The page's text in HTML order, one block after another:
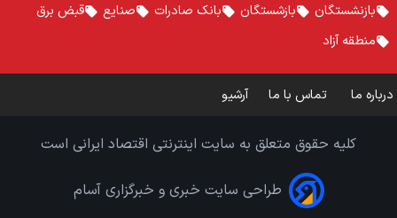
بازنشستگان
بازشستگان بانک صادرات صنایع
قبض برق
منطقه آزاد
درباره ما تماس با ما آرشیو
کلیه حقوق متعلق به سایت اینترنتی اقتصاد ایرانی است
طراحی سایت خبری و خبرگزاری آسام